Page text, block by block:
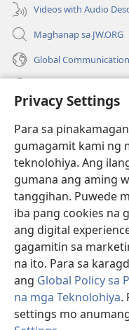
Privacy Settings
Para sa
gumagamit kami ng
teknolohiya. Ang
gumana ang aming
tanggihan. Puwede
iba pang cookies na
ang digital
gagamitin sa
na ito. Para sa
ang Global Policy sa
na mga Teknolohiya.
settings mo
Videos with Audio
Maghanap sa JW.ORG
Global Communication
(may
na
bagong
window)
Watchtower ONLINE
(may
bubukas
na
bagong
window)
JW Hub ®
(may
bubukas
bagong
window)
JW Library ®
Watchtower Library®
Copyright